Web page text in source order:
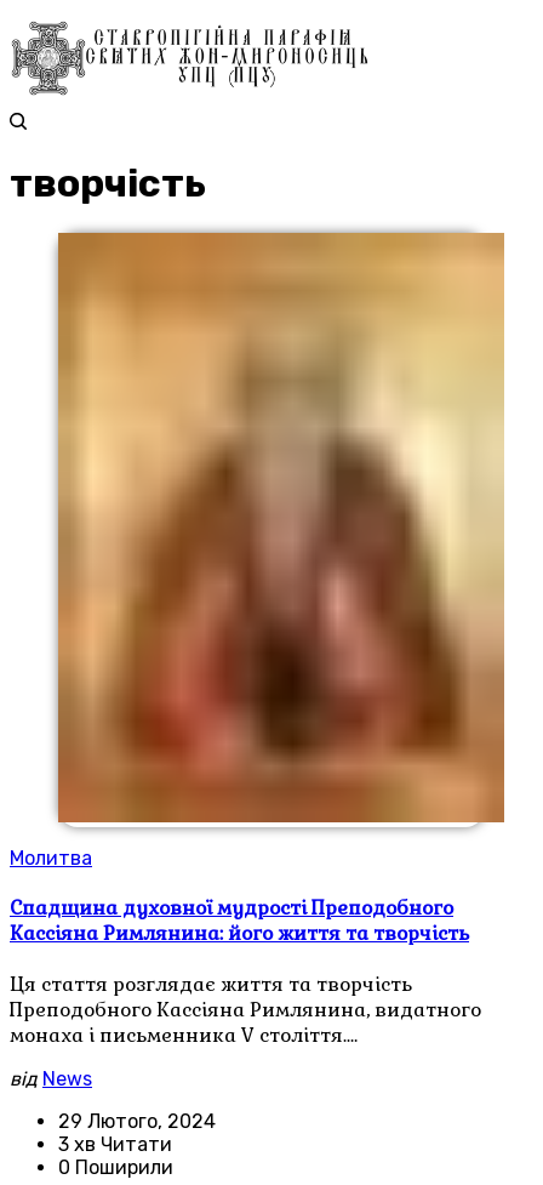
творчість
Молитва
Спадщина духовної мудрості Преподобного
Кассіяна Римлянина: його життя та творчість
Ця стаття розглядає життя та творчість
Преподобного Кассіяна Римлянина, видатного
монаха і письменника V століття.…
від News
29 Лютого, 2024
3 хв Читати
0 Поширили